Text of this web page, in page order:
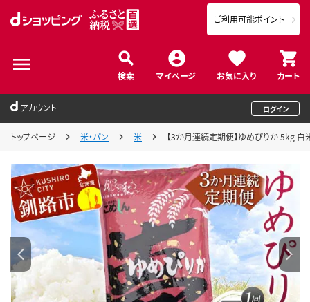
検索 マイページ お気に入り カート
ご利用可能ポイント
アカウント ログイン
トップページ 米・パン 米 【3か月連続定期便】ゆめぴりか 5kg